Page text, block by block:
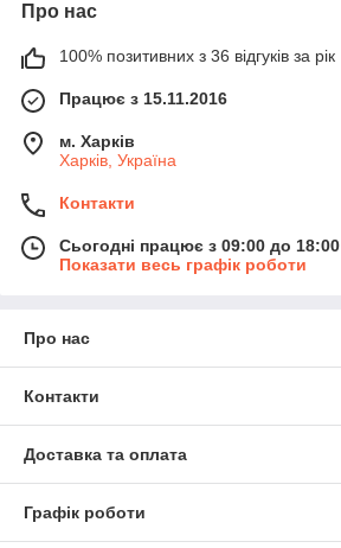
Про нас
100% позитивних з 36 відгуків за рік
Працює з 15.11.2016
м. Харків
Харків, Україна
Контакти
Сьогодні працює з 09:00 до 18:00
Показати весь графік роботи
Про нас
Контакти
Доставка та оплата
Графік роботи